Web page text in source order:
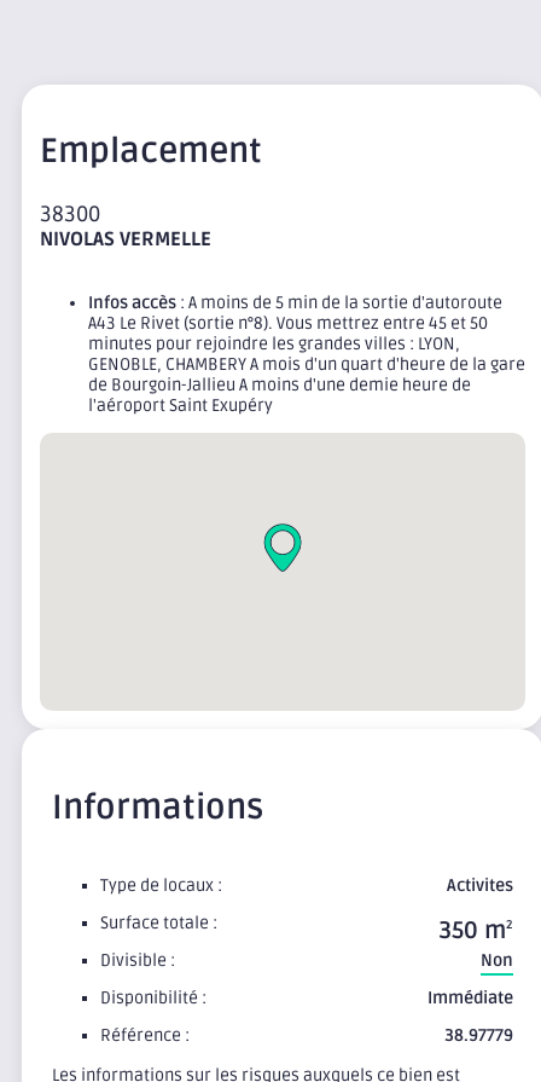
Emplacement
38300
NIVOLAS VERMELLE
Infos accès : A moins de 5 min de la sortie d'autoroute
A43 Le Rivet (sortie n°8). Vous mettrez entre 45 et 50
minutes pour rejoindre les grandes villes : LYON,
GENOBLE, CHAMBERY A mois d'un quart d'heure de la gare
de Bourgoin-Jallieu A moins d'une demie heure de
l'aéroport Saint Exupéry
Informations
Type de locaux :
Activites
Surface totale :
350 m2
Divisible :
Non
Disponibilité :
Immédiate
Référence :
38.97779
Les informations sur les risques auxquels ce bien est